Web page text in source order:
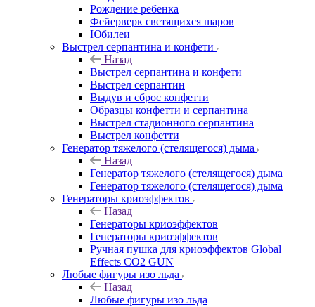
Рождение ребенка
Фейерверк светящихся шаров
Юбилеи
Выстрел серпантина и конфети
Назад
Выстрел серпантина и конфети
Выстрел серпантин
Выдув и сброс конфетти
Образцы конфетти и серпантина
Выстрел стадионного серпантина
Выстрел конфетти
Генератор тяжелого (стелящегося) дыма
Назад
Генератор тяжелого (стелящегося) дыма
Генератор тяжелого (стелящегося) дыма
Генераторы криоэффектов
Назад
Генераторы криоэффектов
Генераторы криоэффектов
Ручная пушка для криоэффектов Global
Effects CO2 GUN
Любые фигуры изо льда
Назад
Любые фигуры изо льда